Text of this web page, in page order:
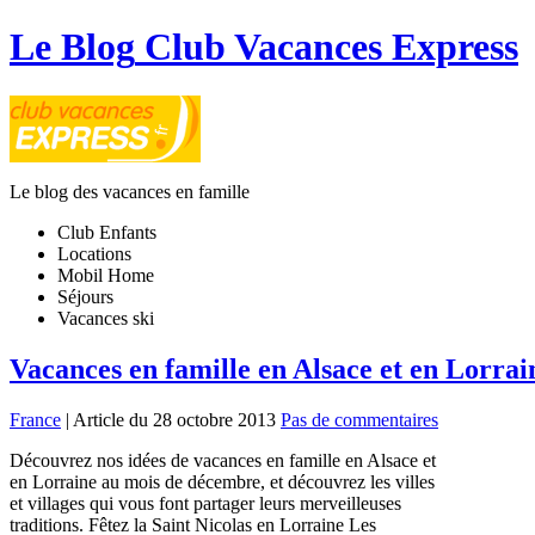
Le Blog Club Vacances Express
Le blog des vacances en famille
Club Enfants
Locations
Mobil Home
Séjours
Vacances ski
Vacances en famille en Alsace et en
France | Article du 28 octobre 2013 Pas de commentaires
Découvrez nos idées de vacances en famille en Alsace et
en Lorraine au mois de décembre, et découvrez les villes
et villages qui vous font partager leurs merveilleuses
traditions. Fêtez la Saint Nicolas en Lorraine Les